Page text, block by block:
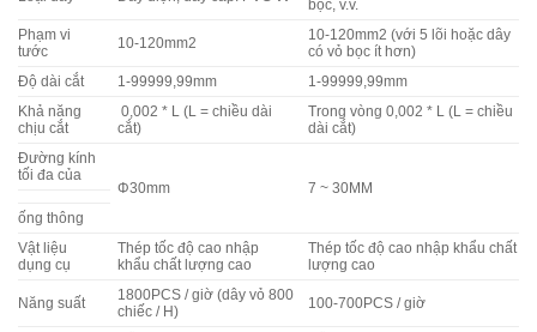
bọc, v.v.
Phạm vi
tước
10-120mm2
10-120mm2 (với 5 lõi hoặc dây
có vỏ bọc ít hơn)
Độ dài cắt 1-99999,99mm 1-99999,99mm
Khả năng
chịu cắt
0,002 * L (L = chiều dài
cắt)
Trong vòng 0,002 * L (L = chiều
dài cắt)
Đường kính
tối đa của
Φ30mm
7 ~ 30MM
ống thông
Vật liệu
dụng cụ
Thép tốc độ cao nhập
khẩu chất lượng cao
Thép tốc độ cao nhập khẩu chất
lượng cao
Năng suất
1800PCS / giờ (dây vỏ 800
chiếc / H)
100-700PCS / giờ